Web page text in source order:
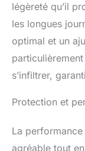
légèreté qu’il
les longues
optimal et un
s’infiltrer,
Protection et
La
agréable tout